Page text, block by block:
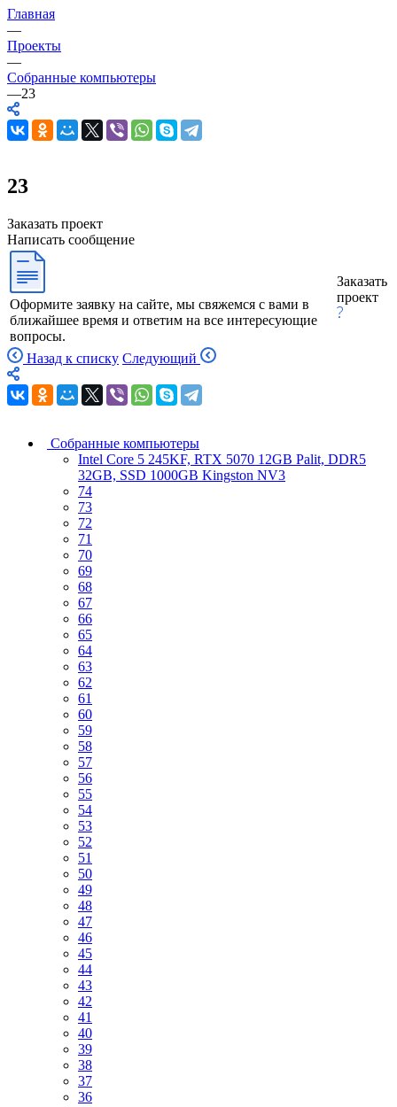
Главная
—
Проекты
—
Собранные компьютеры
—23
23
Заказать проект
Написать сообщение
Оформите заявку на сайте, мы свяжемся с вами в
ближайшее время и ответим на все интересующие
вопросы.
Заказать
проект
Назад к списку Следующий
Собранные компьютеры
Intel Core 5 245KF, RTX 5070 12GB Palit, DDR5
32GB, SSD 1000GB Kingston NV3
74
73
72
71
70
69
68
67
66
65
64
63
62
61
60
59
58
57
56
55
54
53
52
51
50
49
48
47
46
45
44
43
42
41
40
39
38
37
36